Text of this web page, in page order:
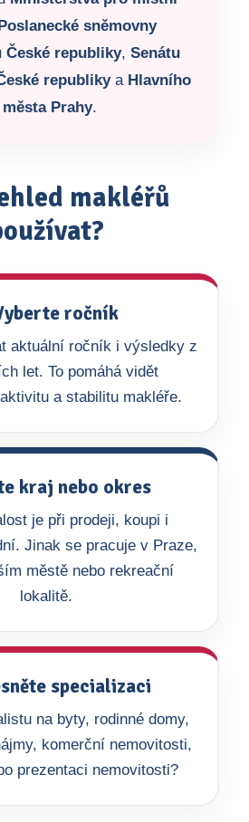
sněmovny
České republiky, Senátu
republikya Hlavního
města Prahy.
makléřů
ročník
aktuální ročník i výsledky z
let. To pomáhá vidět
a stabilitu makléře.
kraj nebo okres
je při prodeji, koupi i
Jinak se pracuje v Praze,
městě nebo rekreační
lokalitě.
specializaci
na byty, rodinné domy,
komerční nemovitosti,
prezentaci nemovitosti?